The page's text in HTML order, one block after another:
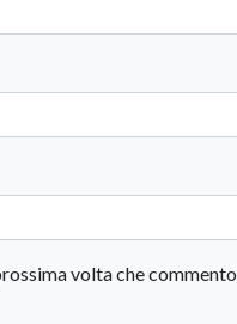
volta che commento.